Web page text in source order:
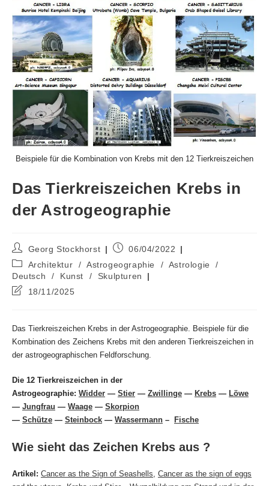
Beispiele für die Kombination von Krebs mit den 12 Tierkreiszeichen
Das Tierkreiszeichen Krebs in
der Astrogeographie
Beitrags-
Autor:
Georg Stockhorst
Beitrag06/04/2022
Beitrags-
Kategorie:
Architektur / Astrogeographie / Astrologie
/
Deutsch
/ Kunst /
Skulpturen
Beitrag
am:
18/11/2025
Das Tierkreiszeichen Krebs in der Astrogeographie. Beispiele für die
Kombination des Zeichens Krebs mit den anderen Tierkreiszeichen in
der astrogeographischen Feldforschung.
Die 12 Tierkreiszeichen in der
Astrogeographie: Widder — Stier — Zwillinge — Krebs — Löwe
— Jungfrau — Waage — Skorpion
— Schütze — Steinbock — Wassermann – Fische
Wie sieht das Zeichen Krebs aus ?
Artikel: Cancer as the Sign of Seashells, Cancer as the sign of eggs